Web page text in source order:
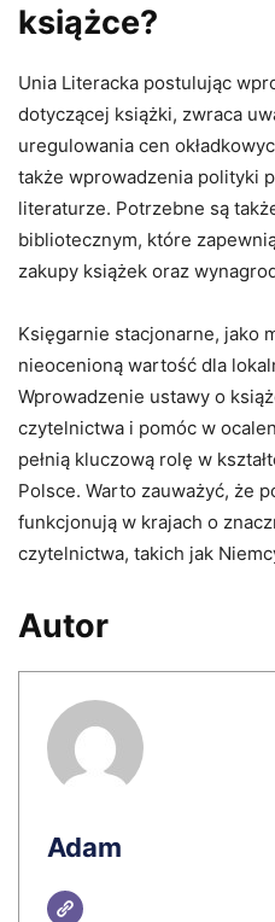
książce?
Unia Literacka postulując
dotyczącej książki, zwraca
uregulowania cen
także wprowadzenia polityki
literaturze. Potrzebne są
bibliotecznym, które
zakupy książek oraz
Księgarnie stacjonarne, jako
nieocenioną wartość dla
Wprowadzenie ustawy o
czytelnictwa i pomóc w
pełnią kluczową rolę w
Polsce. Warto zauważyć, że
funkcjonują w krajach o
czytelnictwa, takich jak
Autor
Adam